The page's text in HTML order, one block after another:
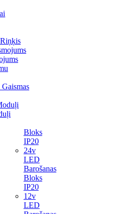
Bloks
IP20
24v
LED
Barošanas
Bloks
IP20
12v
LED